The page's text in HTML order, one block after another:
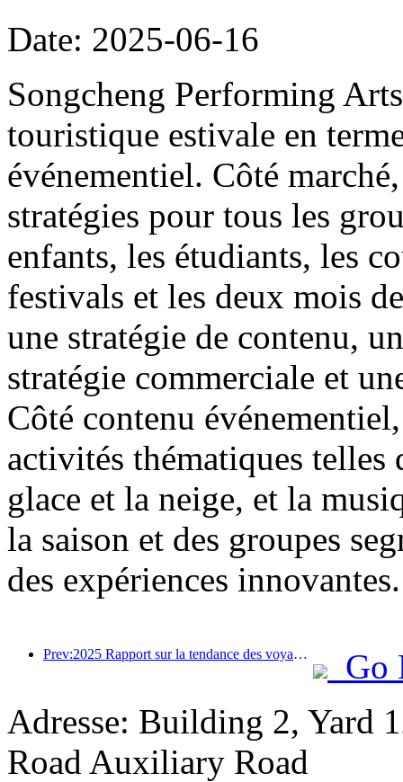
Date: 2025-06-16
Songcheng Performing
touristique estivale en
événementiel. Côté
stratégies pour tous les
enfants, les étudiants, les
festivals et les deux mois
une stratégie de contenu,
stratégie commerciale et
Côté contenu
activités thématiques telles
glace et la neige, et la
la saison et des groupes
des expériences innovantes.
Prev:2025 Rapport sur la tendance des voyages d'été: la clientèle parent-enfant représente plus de 60%
Go
Adresse: Building 2, Yard
Road Auxiliary Road